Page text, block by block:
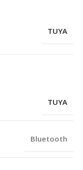
TUYA
TUYA
Bluetooth